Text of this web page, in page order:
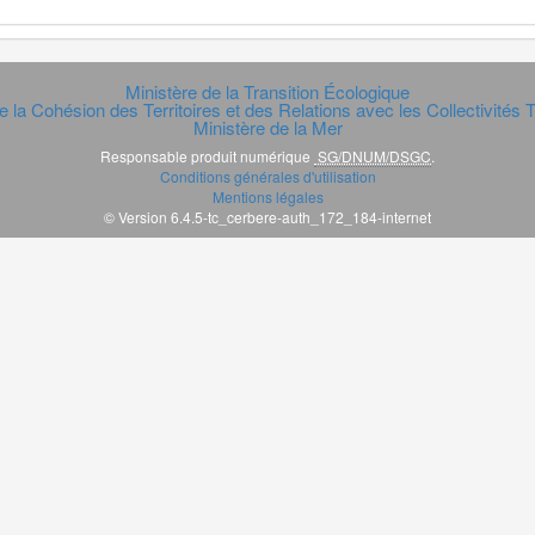
Ministère de la Transition Écologique
la Cohésion des Territoires et des Relations avec les Collectivités
Ministère de la Mer
Responsable produit numérique SG/DNUM/DSGC
Conditions générales d'utilisation
Mentions légales
© Version 6.4.5-tc_cerbere-auth_172_184-internet